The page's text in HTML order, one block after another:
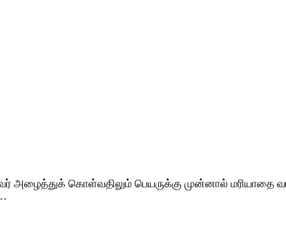
கொள்வதிலும் பெயருக்கு முன்னால் மரியாதை